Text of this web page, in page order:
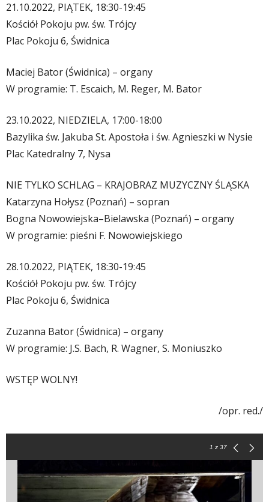
21.10.2022, PIĄTEK, 18:30-19:45
Kościół Pokoju pw. św. Trójcy
Plac Pokoju 6, Świdnica
Maciej Bator (Świdnica) – organy
W programie: T. Escaich, M. Reger, M. Bator
23.10.2022, NIEDZIELA, 17:00-18:00
Bazylika św. Jakuba St. Apostoła i św. Agnieszki w Nysie
Plac Katedralny 7, Nysa
NIE TYLKO SCHLAG – KRAJOBRAZ MUZYCZNY ŚLĄSKA
Katarzyna Hołysz (Poznań) – sopran
Bogna Nowowiejska–Bielawska (Poznań) – organy
W programie: pieśni F. Nowowiejskiego
28.10.2022, PIĄTEK, 18:30-19:45
Kościół Pokoju pw. św. Trójcy
Plac Pokoju 6, Świdnica
Zuzanna Bator (Świdnica) – organy
W programie: J.S. Bach, R. Wagner, S. Moniuszko
WSTĘP WOLNY!
/opr. red./
1 z 37